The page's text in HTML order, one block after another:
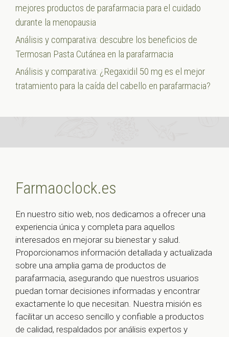
mejores productos de parafarmacia para el cuidado
durante la menopausia
Análisis y comparativa: descubre los beneficios de
Termosan Pasta Cutánea en la parafarmacia
Análisis y comparativa: ¿Regaxidil 50 mg es el mejor
tratamiento para la caída del cabello en parafarmacia?
Farmaoclock.es
En nuestro sitio web, nos dedicamos a ofrecer una
experiencia única y completa para aquellos
interesados en mejorar su bienestar y salud.
Proporcionamos información detallada y actualizada
sobre una amplia gama de productos de
parafarmacia, asegurando que nuestros usuarios
puedan tomar decisiones informadas y encontrar
exactamente lo que necesitan. Nuestra misión es
facilitar un acceso sencillo y confiable a productos
de calidad, respaldados por análisis expertos y